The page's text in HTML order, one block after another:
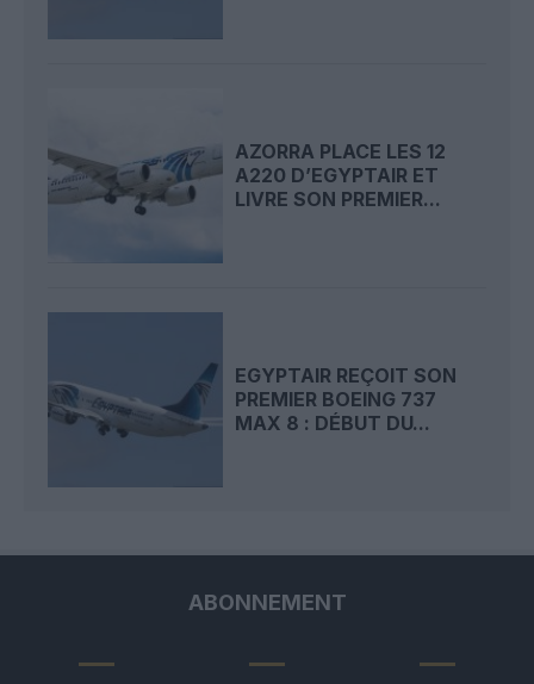
AZORRA PLACE LES 12
A220 D’EGYPTAIR ET
LIVRE SON PREMIER...
EGYPTAIR REÇOIT SON
PREMIER BOEING 737
MAX 8 : DÉBUT DU...
ABONNEMENT